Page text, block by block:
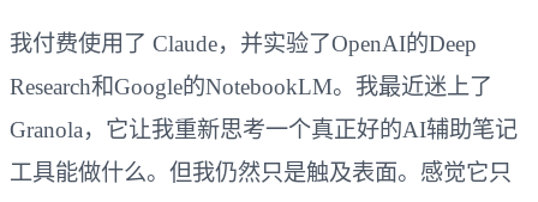
我付费使用了 Claude，并实验了OpenAI的Deep
Research和Google的NotebookLM。我最近迷上了
Granola，它让我重新思考一个真正好的AI辅助笔记
工具能做什么。但我仍然只是触及表面。感觉它只